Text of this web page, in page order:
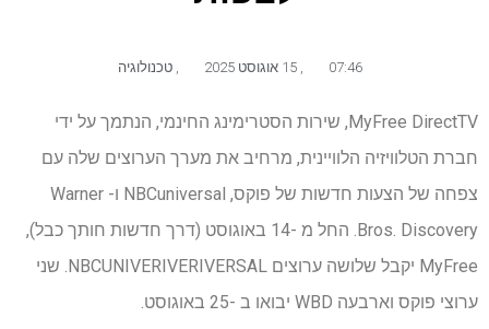
07:46 טכנולוגיה
MyFree DirectTV, שירות הסטרימינג החינמי, הנתמך על ידי
חברת הטלוויזיה הלוויינית, מרחיב את מערך הערוצים שלה עם
צפחה של הצעות חדשות של פוקס, NBCuniversal ו- Warner
Bros. Discovery. החל מ -14 באוגוסט (דרך חדשות חותך כבל),
MyFree יקבל שלושה ערוצים NBCUNIVERIVERIVERSAL. שני
ערוצי פוקס וארבעה WBD יבואו ב -25 באוגוסט.